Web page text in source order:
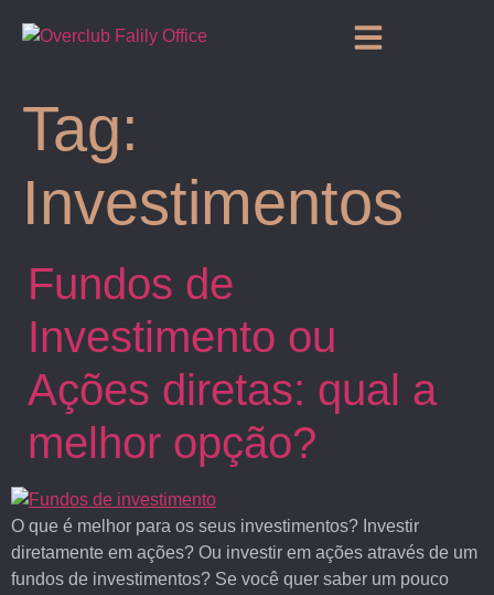
Tag:
Investimentos
Fundos de
Investimento ou
Ações diretas: qual a
melhor opção?
O que é melhor para os seus investimentos? Investir
diretamente em ações? Ou investir em ações através de um
fundos de investimentos? Se você quer saber um pouco